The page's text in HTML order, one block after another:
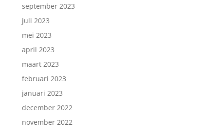
september 2023
juli 2023
mei 2023
april 2023
maart 2023
februari 2023
januari 2023
december 2022
november 2022